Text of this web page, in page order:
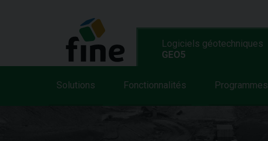
Logiciels géotechniques
GEO5
Solutions Fonctionnalités Programmes